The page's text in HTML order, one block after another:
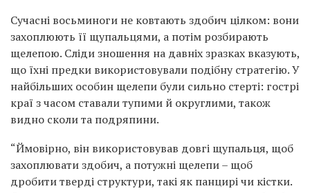
Сучасні восьминоги не ковтають здобич цілком: вони
захоплюють її щупальцями, а потім розбирають
щелепою. Сліди зношення на давніх зразках вказують,
що їхні предки використовували подібну стратегію. У
найбільших особин щелепи були сильно стерті: гострі
краї з часом ставали тупими й округлими, також
видно сколи та подряпини.
“Ймовірно, він використовував довгі щупальця, щоб
захоплювати здобич, а потужні щелепи – щоб
дробити тверді структури, такі як панцирі чи кістки.